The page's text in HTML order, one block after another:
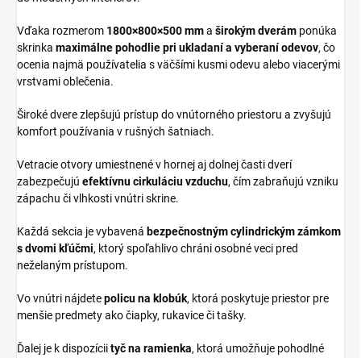
Vďaka rozmerom 1800×800×500 mma širokým dverám ponúka
skrinka maximálne pohodlie pri ukladaní a vyberaní odevov, čo
ocenia najmä používatelia s väčšími kusmi odevu alebo viacerými
vrstvami oblečenia.
Široké dvere zlepšujú prístup do vnútorného priestoru a zvyšujú
komfort používania v rušných šatniach.
Vetracie otvory umiestnené v hornej aj dolnej časti dverí
zabezpečujú efektívnu cirkuláciu vzduchu, čím zabraňujú vzniku
zápachu či vlhkosti vnútri skrine.
Každá sekcia je vybavená bezpečnostným cylindrickým zámkom
s dvomi kľúčmi, ktorý spoľahlivo chráni osobné veci pred
neželaným prístupom.
Vo vnútri nájdetepolicu na klobúk, ktorá poskytuje priestor pre
menšie predmety ako čiapky, rukavice či tašky.
Ďalej je k dispozíciityč na ramienka, ktorá umožňuje pohodlné